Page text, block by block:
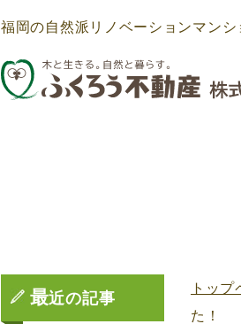
福岡の自然派リノベーションマン
トップ
た！
最近の記事